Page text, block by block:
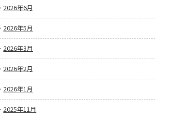
2026年6月
2026年5月
2026年3月
2026年2月
2026年1月
2025年11月